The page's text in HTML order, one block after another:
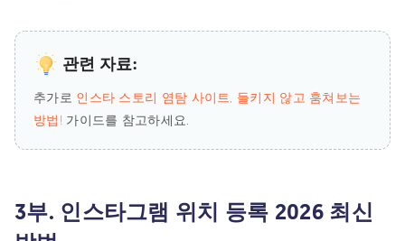
관련 자료:
추가로 인스타 스토리 염탐 사이트, 들키지 않고 훔쳐보는
방법! 가이드를 참고하세요.
3부. 인스타그램 위치 등록 2026 최신